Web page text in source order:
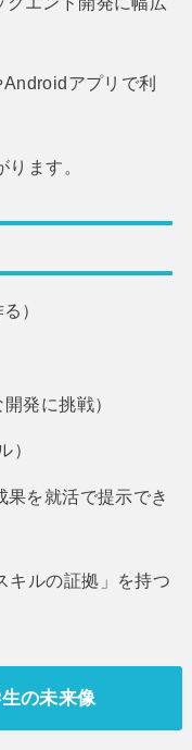
Androidアプリで利
ます。
）
発に挑戦）
）
を就活で提示でき
キルの証拠」を持つ
の未来像